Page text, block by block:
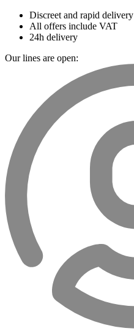
Discreet and rapid delivery
All offers include VAT
24h delivery
Our lines are open: